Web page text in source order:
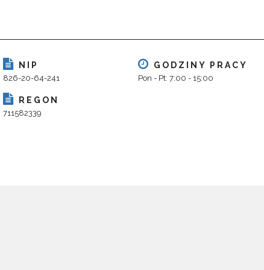
NIP
826-20-64-241
REGON
711582339
GODZINY PRACY
Pon - Pt: 7:00 - 15:00